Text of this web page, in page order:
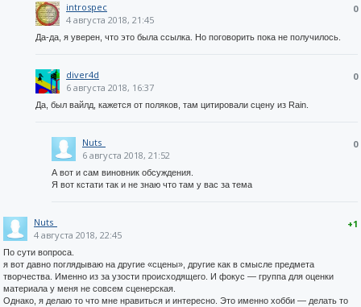
0
introspec
4 августа 2018, 21:45
Да-да, я уверен, что это была ссылка. Но поговорить пока не получилось.
0
diver4d
6 августа 2018, 16:37
Да, был вайлд, кажется от поляков, там цитировали сцену из Rain.
0
Nuts_
6 августа 2018, 21:52
А вот и сам виновник обсуждения.
Я вот кстати так и не знаю что там у вас за тема
+1
Nuts_
4 августа 2018, 22:45
По сути вопроса.
я вот давно поглядываю на другие «сцены», другие как в смысле предмета
творчества. Именно из за узости происходящего. И фокус — группа для оценки
материала у меня не совсем сценерская.
Однако, я делаю то что мне нравиться и интересно. Это именно хобби — делать то